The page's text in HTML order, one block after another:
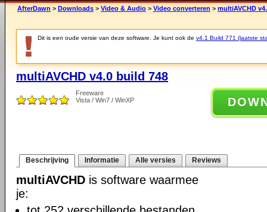
AfterDawn > Downloads > Video & Audio > Video converteren > multiAVCHD
Dit is een oude versie van deze software. Je kunt ook de v4.1 Build 771 (laatste
multiAVCHD v4.0 build 748
Freeware
Vista / Win7 / WinXP
Beschrijving Informatie Alle versies Reviews
multiAVCHD is software waarmee
je: